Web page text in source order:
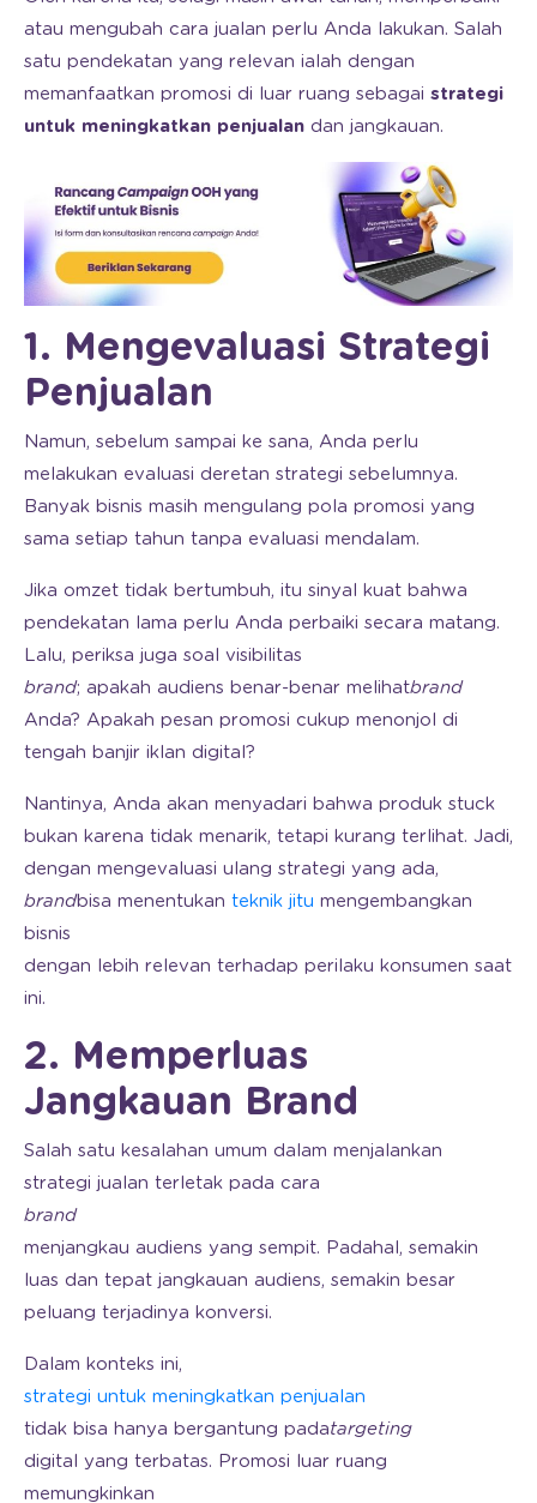
atau mengubah cara jualan perlu Anda lakukan. Salah
satu pendekatan yang relevan ialah dengan
memanfaatkan promosi di luar ruang sebagai strategi
untuk meningkatkan penjualan dan jangkauan.
1. Mengevaluasi Strategi
Penjualan
Namun, sebelum sampai ke sana, Anda perlu
melakukan evaluasi deretan strategi sebelumnya.
Banyak bisnis masih mengulang pola promosi yang
sama setiap tahun tanpa evaluasi mendalam.
Jika omzet tidak bertumbuh, itu sinyal kuat bahwa
pendekatan lama perlu Anda perbaiki secara matang.
Lalu, periksa juga soal visibilitas
brand; apakah audiens benar-benar melihatbrand
Anda? Apakah pesan promosi cukup menonjol di
tengah banjir iklan digital?
Nantinya, Anda akan menyadari bahwa produk stuck
bukan karena tidak menarik, tetapi kurang terlihat. Jadi,
dengan mengevaluasi ulang strategi yang ada,
brandbisa menentukan teknik jitu mengembangkan
bisnis
dengan lebih relevan terhadap perilaku konsumen saat
ini.
2. Memperluas
Jangkauan Brand
Salah satu kesalahan umum dalam menjalankan
strategi jualan terletak pada cara
brand
menjangkau audiens yang sempit. Padahal, semakin
luas dan tepat jangkauan audiens, semakin besar
peluang terjadinya konversi.
Dalam konteks ini,
strategi untuk meningkatkan penjualan
tidak bisa hanya bergantung padatargeting
digital yang terbatas. Promosi luar ruang
memungkinkan